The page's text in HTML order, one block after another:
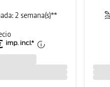
2 semana(s)**
imp. incl.*